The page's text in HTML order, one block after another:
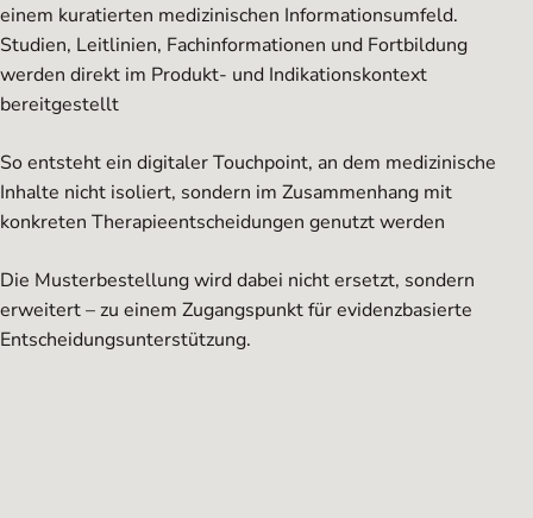
einem kuratierten medizinischen Informationsumfeld.
Studien, Leitlinien, Fachinformationen und Fortbildung
werden direkt im Produkt- und Indikationskontext
bereitgestellt
So entsteht ein digitaler Touchpoint, an dem medizinische
Inhalte nicht isoliert, sondern im Zusammenhang mit
konkreten Therapieentscheidungen genutzt werden
Die Musterbestellung wird dabei nicht ersetzt, sondern
erweitert – zu einem Zugangspunkt für evidenzbasierte
Entscheidungsunterstützung.